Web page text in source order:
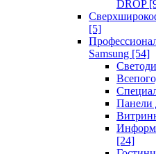
DROP
[5]
Samsung [54]
Панели
[24]